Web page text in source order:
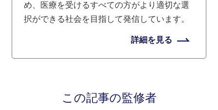
め、医療を受けるすべての方がより適切な選
択ができる社会を目指して発信しています。
詳細を見る
この記事の監修者